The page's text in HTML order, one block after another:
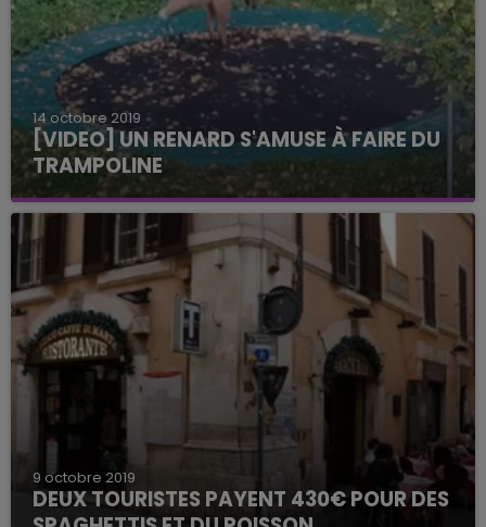
14 octobre 2019
[VIDEO] UN RENARD S'AMUSE À FAIRE DU
TRAMPOLINE
9 octobre 2019
DEUX TOURISTES PAYENT 430€ POUR DES